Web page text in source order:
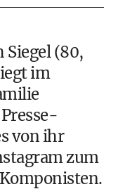
Siegel (80,
im
von ihr
zum